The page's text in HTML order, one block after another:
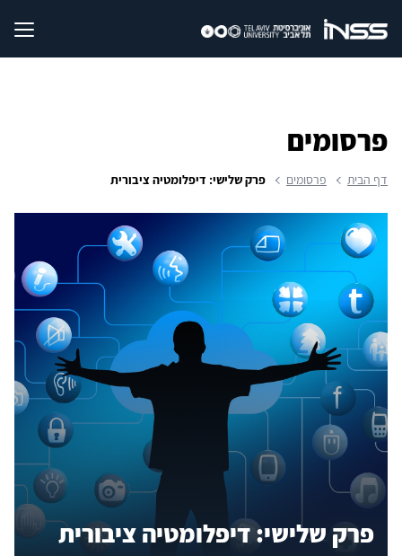
פרסומים
דף הבית פרסומים פרק שלישי: דיפלומטיה ציבורית
פרק שלישי: דיפלומטיה ציבורית